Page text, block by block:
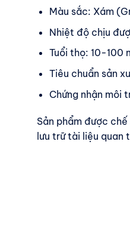
Màu sắc: Xám
Nhiệt độ chịu
Tuổi thọ: 10-100
Tiêu chuẩn sản
Chứng nhận môi
Sản phẩm được
lưu trữ tài liệu quan